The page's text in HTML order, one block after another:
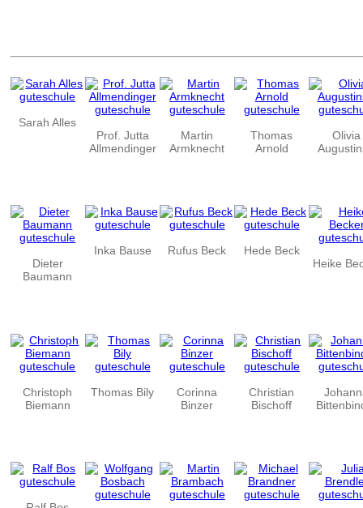
Sarah Alles
Prof. Jutta
Allmendinger
Martin
Armknecht
Thomas
Arnold
Olivia
Dieter
Baumann
Inka Bause Rufus Beck
Hede Beck
Heike
Christoph
Biemann
Thomas Bily
Corinna
Binzer
Christian
Bischoff